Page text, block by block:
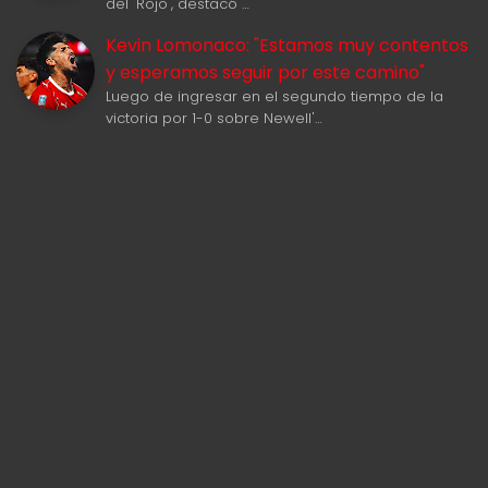
Kevin Lomonaco: "Estamos muy contentos
y esperamos seguir por este camino"
Luego de ingresar en el segundo tiempo de la
victoria por 1-0 sobre Newell'…